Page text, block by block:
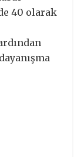
40 olarak